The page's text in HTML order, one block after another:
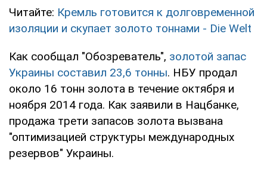
Читайте: Кремль готовится к долговременной
изоляции и скупает золото тоннами - Die Welt
Как сообщал "Обозреватель", золотой запас
Украины составил 23,6 тонны. НБУ продал
около 16 тонн золота в течение октября и
ноября 2014 года. Как заявили в Нацбанке,
продажа трети запасов золота вызвана
"оптимизацией структуры международных
резервов" Украины.